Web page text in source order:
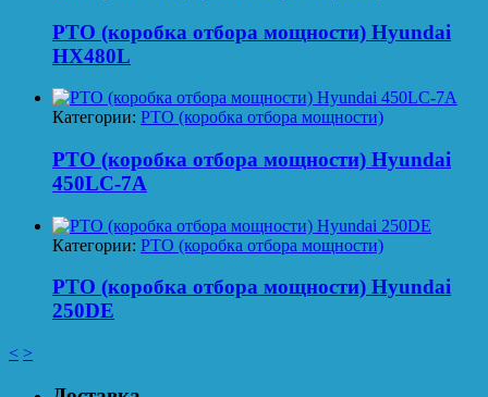
PTO (коробка отбора мощности) Hyundai
HX480L
Категории: PTO (коробка отбора мощности)
PTO (коробка отбора мощности) Hyundai
450LC-7A
Категории: PTO (коробка отбора мощности)
PTO (коробка отбора мощности) Hyundai
250DE
< >